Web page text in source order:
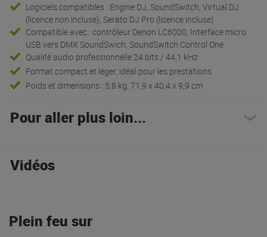
Logiciels compatibles : Engine DJ, SoundSwitch, Virtual DJ
(licence non incluse), Serato DJ Pro (licence incluse)
Compatible avec : contrôleur Denon LC6000, Interface micro
USB vers DMX SoundSwich, SoundSwitch Control One
Qualité audio professionnelle 24 bits / 44,1 kHz
Format compact et léger, idéal pour les prestations
Poids et dimensions : 5,8 kg, 71,9 x 40,4 x 9,9 cm
Pour aller plus loin...
Vidéos
Plein feu sur